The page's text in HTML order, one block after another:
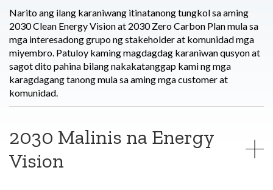
Narito ang ilang karaniwang itinatanong tungkol sa aming
2030 Clean Energy Vision at 2030 Zero Carbon Plan mula sa
mga interesadong grupo ng stakeholder at komunidadmga
miyembro. Patuloy kaming magdagdag karaniwan qusyon at
sagot ditopahina bilangnakakatanggap kami ng mga
karagdagang tanong mula sa aming mga customer at
komunidad.
2030 Malinis na Energy
Vision